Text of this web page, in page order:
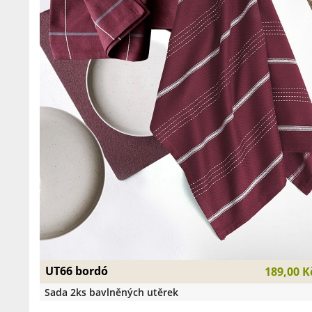
UT66 bordó 189,00
Sada 2ks bavlněných utěrek